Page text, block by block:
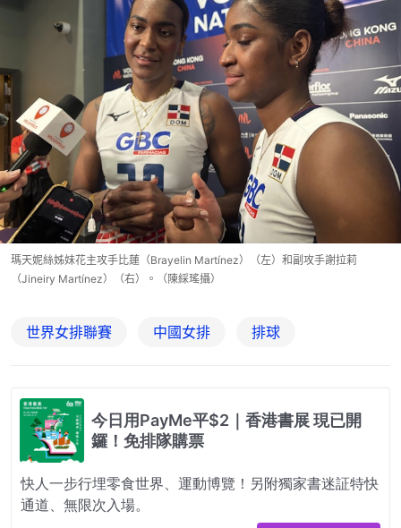
瑪天妮絲姊妹花主攻手比蓮（Brayelin Martínez）（左）和副攻手謝拉莉
（Jineiry Martínez）（右）。（陳綵瑤攝）
世界女排聯賽 中國女排 排球